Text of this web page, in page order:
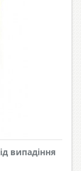
випадіння